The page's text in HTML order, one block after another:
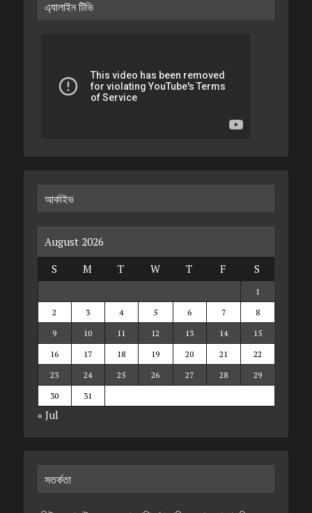
এ্যালাইন টিভি
আর্কাইভ
August 2026
S
M T W T F S
1
2
3 4 5 6 7
8
9
10 11 12 13 14
15
16
17 18 19 20 21
22
23
24 25 26 27 28
29
30
31
« Jul
সতর্কতা